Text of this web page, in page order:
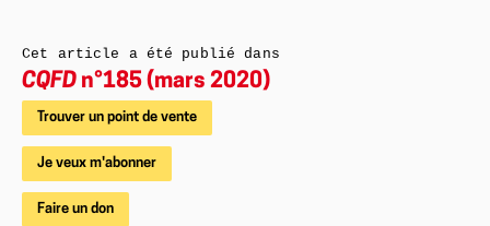
Cet article a été publié dans
CQFD n°185 (mars 2020)
Trouver un point de vente
Je veux m'abonner
Faire un don